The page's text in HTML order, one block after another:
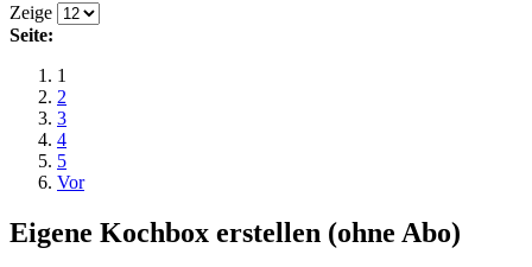
Zeige
Seite:
1
2
3
4
5
Vor
Eigene Kochbox erstellen (ohne Abo)